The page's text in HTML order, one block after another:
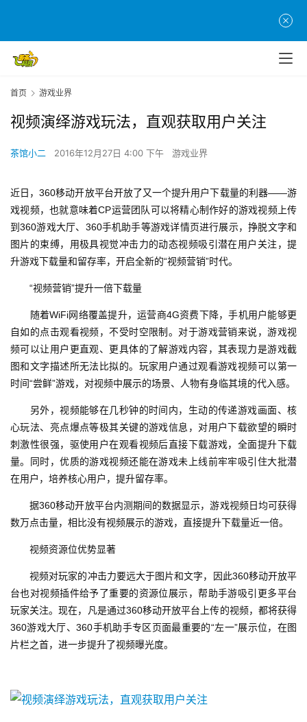
首
页
游
创
业
界
手
戏
首页 游戏业界
视频演绎游戏玩法，直观获取用户关注
茶馆小二 2016年12月27日 4:00 下午 游戏业界
近日，360移动开放平台开放了又一个提升用户下载量的利器——游
戏视频，也就意味着CP运营团队可以将精心制作好的游戏视频上传
到360游戏大厅、360手机助手等游戏详情页进行展示，挣脱文字和
图片的束缚，用极具视觉冲击力的动态视频吸引潜在用户关注，提
升游戏下载量和留存率，开启全新的“视频营销”时代。
“视频营销”提升一倍下载量
随着WiFi网络覆盖提升，运营商4G资费下降，手机用户能够更
自如的点击观看视频，不受时空限制。对于游戏营销来说，游戏视
频可以让用户更直观、更具体的了解游戏内容，其表现力是游戏截
图和文字描述所无法比拟的。玩家用户通过观看游戏视频可以第一
时间“尝鲜”游戏，对视频中展示的场景、人物有身临其境的代入感。
另外，视频能够在几秒钟的时间内，生动的传递游戏画面、核
心玩法、亮点爆点等极其关键的游戏信息，对用户下载欲望的瞬时
刺激性很强，驱使用户在观看视频后直接下载游戏，全面提升下载
量。同时，优质的游戏视频还能在游戏未上线前牢牢吸引住大批潜
在用户，培养核心用户，提升留存率。
据360移动开放平台内测期间的数据显示，游戏视频日均可获得
数万点击量，相比没有视频展示的游戏，直接提升下载量近一倍。
视频资源位优势显著
视频对玩家的冲击力要远大于图片和文字，因此360移动开放平
台也对视频插件给予了重要的资源位展示，帮助手游吸引更多平台
玩家关注。现在，凡是通过360移动开放平台上传的视频，都将获得
360游戏大厅、360手机助手专区页面最重要的“左一”展示位，在图
片栏之首，进一步提升了视频曝光度。